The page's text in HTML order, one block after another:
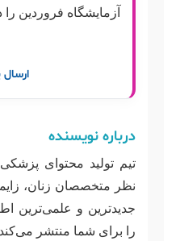
آزمایشگاه فروردین را
ارسال
درباره نویسنده
تیم تولید محتوای
نظر متخصصان زنان،
جدیدترین و علمی‌ترین
را برای شما منتشر